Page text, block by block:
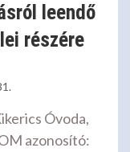
leendő
részére
Óvoda,
azonosító: